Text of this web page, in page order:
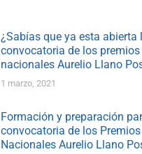
¿Sabías que ya esta abierta
convocatoria de los premios
nacionales Aurelio Llano
1 marzo, 2021
Formación y preparación
convocatoria de los Premios
Nacionales Aurelio Llano